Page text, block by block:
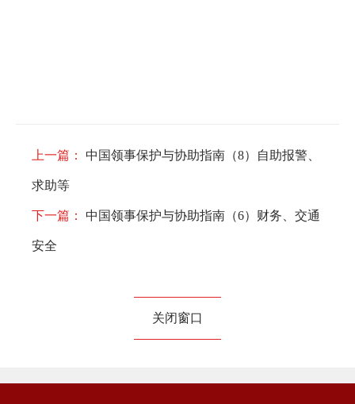
上一篇： 中国领事保护与协助指南（8）自助报警、
求助等
下一篇： 中国领事保护与协助指南（6）财务、交通
安全
关闭窗口